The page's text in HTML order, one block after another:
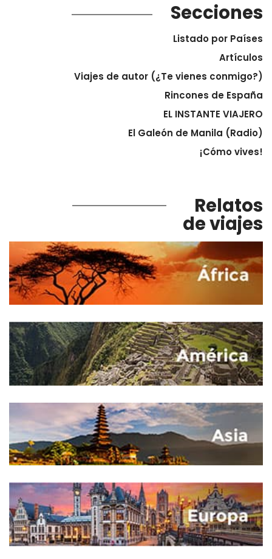
Secciones
Listado por Países
Artículos
Viajes de autor (¿Te vienes conmigo?)
Rincones de España
EL INSTANTE VIAJERO
El Galeón de Manila (Radio)
¡Cómo vives!
Relatos
de viajes